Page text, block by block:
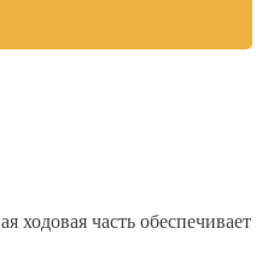
часть обеспечивает